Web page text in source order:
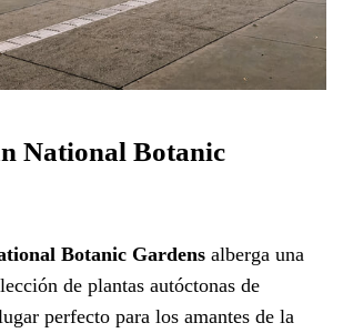
National Botanic
Botanic Gardens alberga una
de plantas autóctonas de
perfecto para los amantes de la